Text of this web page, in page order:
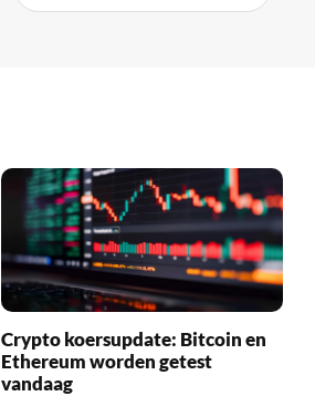
Crypto koersupdate: Bitcoin en
Ethereum worden getest
vandaag